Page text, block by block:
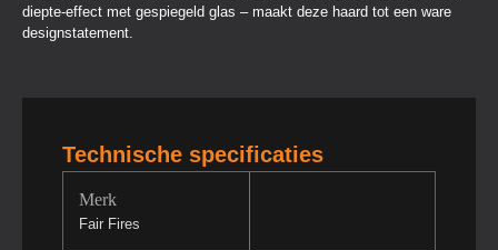
diepte-effect met gespiegeld glas – maakt deze haard tot een ware
designstatement.
Technische specificaties
Merk
Fair Fires